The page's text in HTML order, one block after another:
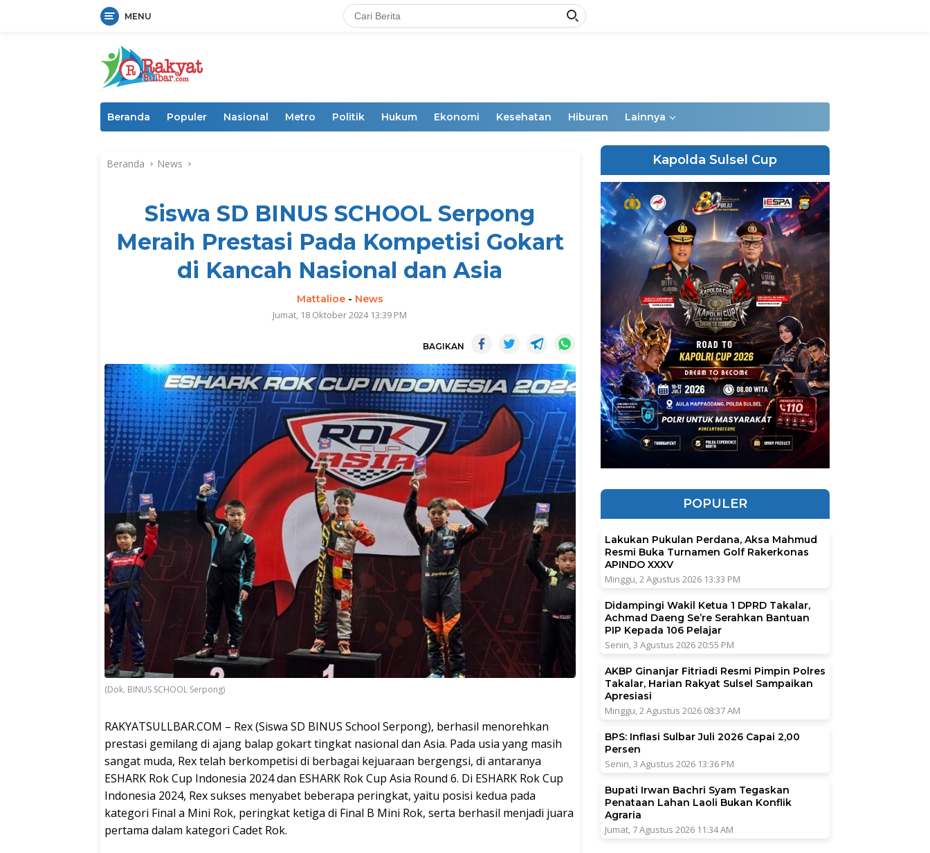
MENU
Beranda Populer Nasional Metro Politik Hukum Ekonomi Kesehatan Hiburan Lainnya
Beranda News
Siswa SD BINUS SCHOOL Serpong
Meraih Prestasi Pada Kompetisi Gokart
di Kancah Nasional dan Asia
Mattalioe- News
Jumat, 18 Oktober 2024 13:39 PM
BAGIKAN
(Dok. BINUS SCHOOL Serpong)
RAKYATSULLBAR.COM – Rex (Siswa SD BINUS School Serpong), berhasil menorehkan
prestasi gemilang di ajang balap gokart tingkat nasional dan Asia. Pada usia yang masih
sangat muda, Rex telah berkompetisi di berbagai kejuaraan bergengsi, di antaranya
ESHARK Rok Cup Indonesia 2024 dan ESHARK Rok Cup Asia Round 6. Di ESHARK Rok Cup
Indonesia 2024, Rex sukses menyabet beberapa peringkat, yaitu posisi kedua pada
kategori Final a Mini Rok, peringkat ketiga di Final B Mini Rok, serta berhasil menjadi juara
pertama dalam kategori Cadet Rok.
Kapolda Sulsel Cup
POPULER
Lakukan Pukulan Perdana, Aksa Mahmud
Resmi Buka Turnamen Golf Rakerkonas
APINDO XXXV
Minggu, 2 Agustus 2026 13:33 PM
Didampingi Wakil Ketua 1 DPRD Takalar,
Achmad Daeng Se’re Serahkan Bantuan
PIP Kepada 106 Pelajar
Senin, 3 Agustus 2026 20:55 PM
AKBP Ginanjar Fitriadi Resmi Pimpin Polres
Takalar, Harian Rakyat Sulsel Sampaikan
Apresiasi
Minggu, 2 Agustus 2026 08:37 AM
BPS: Inflasi Sulbar Juli 2026 Capai 2,00
Persen
Senin, 3 Agustus 2026 13:36 PM
Bupati Irwan Bachri Syam Tegaskan
Penataan Lahan Laoli Bukan Konflik
Agraria
Jumat, 7 Agustus 2026 11:34 AM